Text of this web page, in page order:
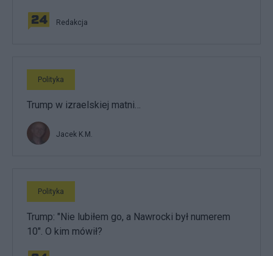
Redakcja
Polityka
Trump w izraelskiej matni…
Jacek K.M.
Polityka
Trump: "Nie lubiłem go, a Nawrocki był numerem
10". O kim mówił?